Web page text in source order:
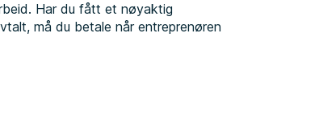
Har du fått et nøyaktig
må du betale når entreprenøren